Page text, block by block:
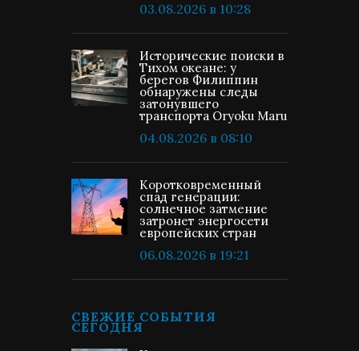
03.08.2026 в 10:28
Исторические поиски в
Тихом океане: у
берегов Филиппин
обнаружены следы
затонувшего
транспорта Oryoku Maru
04.08.2026 в 08:10
Коротковременный
спад генерации:
солнечное затмение
затронет энергосети
европейских стран
06.08.2026 в 19:21
СВЕЖИЕ СОБЫТИЯ
СЕГОДНЯ